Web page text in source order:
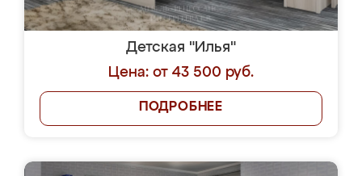
Детская "Илья"
Цена: от 43 500 руб.
ПОДРОБНЕЕ